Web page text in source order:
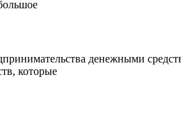
денежными
которые